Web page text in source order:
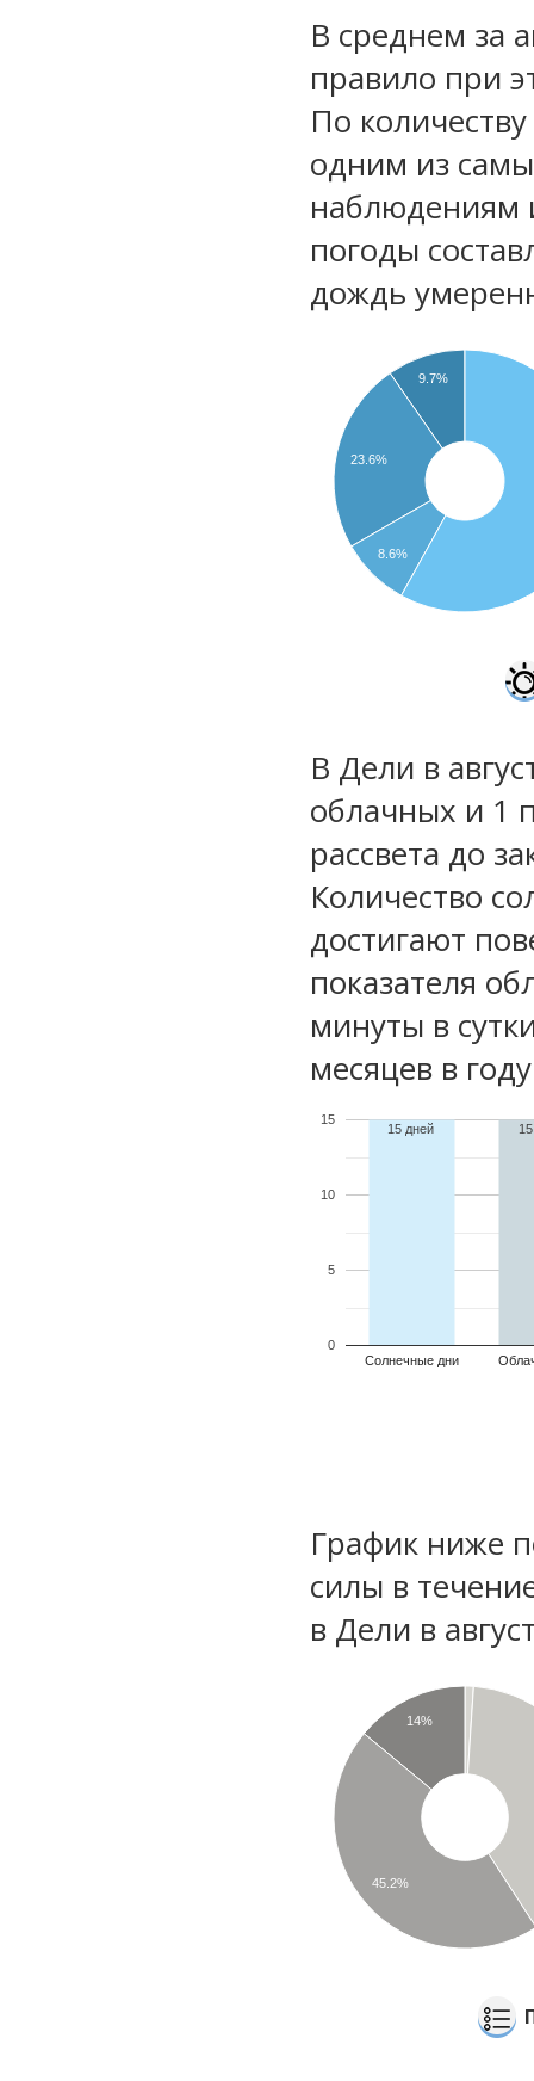
В среднем за
правило при
По
одним из
наблюдениям
погоды
дождь
9.7%
23.6%
8.6%
В Дели в
облачных и 1
рассвета до
Количество
достигают
показателя
минуты в
месяцев в
Солнечные дни
0
5
10
15
15 дней
График ниже
силы в
в Дели в
14%
45.2%